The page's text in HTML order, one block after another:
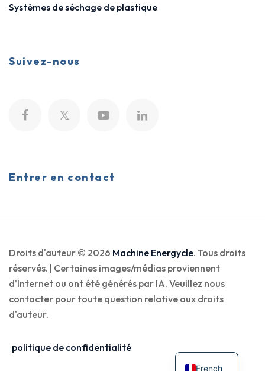
Systèmes de séchage de plastique
Suivez-nous
Entrer en contact
Droits d'auteur © 2026 Machine Energycle. Tous droits
réservés. | Certaines images/médias proviennent
d'Internet ou ont été générés par IA. Veuillez nous
contacter pour toute question relative aux droits
d'auteur.
politique de confidentialité
French